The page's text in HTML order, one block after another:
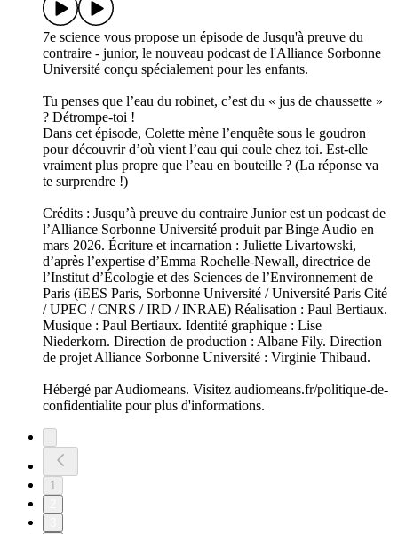
7e science vous propose un épisode de Jusqu'à preuve du
contraire - junior, le nouveau podcast de l'Alliance Sorbonne
Université conçu spécialement pour les enfants.
Tu penses que l’eau du robinet, c’est du « jus de chaussette »
? Détrompe-toi !
Dans cet épisode, Colette mène l’enquête sous le goudron
pour découvrir d’où vient l’eau qui coule chez toi. Est-elle
vraiment plus propre que l’eau en bouteille ? (La réponse va
te surprendre !)
Crédits : Jusqu’à preuve du contraire Junior est un podcast de
l’Alliance Sorbonne Université produit par Binge Audio en
mars 2026. Écriture et incarnation : Juliette Livartowski,
d’après l’expertise d’Emma Rochelle-Newall, directrice de
l’Institut d’Écologie et des Sciences de l’Environnement de
Paris (iEES Paris, Sorbonne Université / Université Paris Cité
/ UPEC / CNRS / IRD / INRAE) Réalisation : Paul Bertiaux.
Musique : Paul Bertiaux. Identité graphique : Lise
Niederkorn. Direction de production : Albane Fily. Direction
de projet Alliance Sorbonne Université : Virginie Thibaud.
Hébergé par Audiomeans. Visitez audiomeans.fr/politique-de-
confidentialite pour plus d'informations.
1